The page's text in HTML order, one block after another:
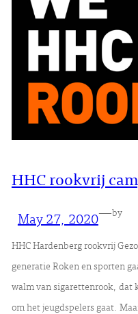
HHC rookvrij
May 27, 2020—by
HHC Hardenberg rookvrij
generatie Roken en sporten
walm van sigarettenrook, dat
om het jeugdspelers gaat.